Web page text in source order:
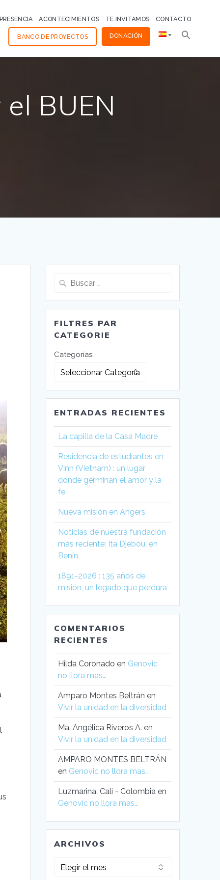
PRESENCIA ACONTECIMIENTOS TE INVITAMOS CONTACTO
BANCO DE PROYECTOS DONACIÓN
el BUEN
Buscar:
FILTRES PAR
CATEGORIE
Categorías
ENTRADAS RECIENTES
La capilla de la Casa Madre
Residencia de estudiantes en
Vinh (Vietnam) : un lugar
donde germinan el amor y la
fe
Nueva misión en Angers
Noticias de nuestra fundación
más reciente: Ita Djèbou, en
Benín
1891-2026 : 135 años de
misión, un legado que perdura
COMENTARIOS
RECIENTES
Hilda Coronado en Genovic
no llora mas…
Amparo Montes Beltrán en
Vivir la unidad en la diversidad
Ma. Angélica Riveros A. en
Vivir la unidad en la diversidad
AMPARO MONTES BELTRÁN
en Genovic no llora mas…
Luzmarina. Cali - Colombia en
Genovic no llora mas…
ARCHIVOS
Archivos